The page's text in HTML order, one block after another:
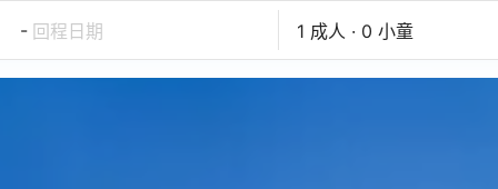
- 回程日期 1 成人 · 0 小童